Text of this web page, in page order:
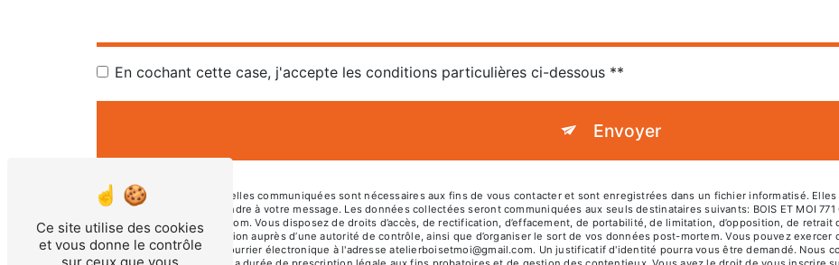
En cochant cette case, j'accepte les conditions particulières ci-dessous **
Envoyer
** Les données personnelles communiquées sont nécessaires aux fins de vous contacter et sont enregistrées dans un fichier informatisé.
dans le seul but de répondre à votre message. Les données collectées seront communiquées aux seuls destinataires suivants: BOIS ET MOI 771
atelierboisetmoi@gmail.com. Vous disposez de droits d’accès, de rectification, d’effacement, de portabilité, de limitation, d’opposition, de
d’introduire une réclamation auprès d’une autorité de contrôle, ainsi que d’organiser le sort de vos données post-mortem. Vous pouvez exercer
01230 TORCIEU ou par courrier électronique à l'adresse atelierboisetmoi@gmail.com. Un justificatif d'identité pourra vous être demandé. Nous
Ce site utilise des cookies
et vous donne le contrôle